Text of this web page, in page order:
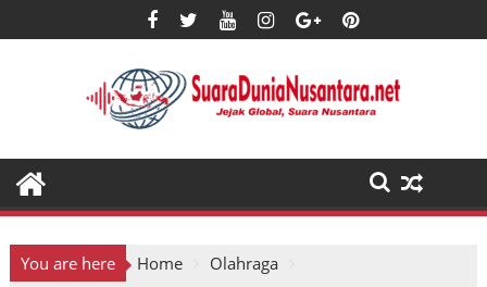
to
You are here Home
Olahraga